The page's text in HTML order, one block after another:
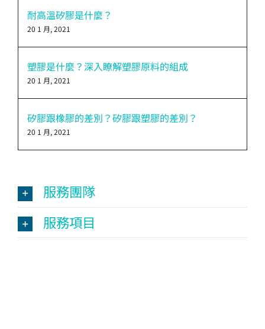
耐高溫矽膠是什麼？
20 1 月, 2021
塑膠是什麼？深入瞭解塑膠原料的組成
20 1 月, 2021
矽膠跟橡膠的差別？矽膠跟塑膠的差別？
20 1 月, 2021
服務團隊
服務項目